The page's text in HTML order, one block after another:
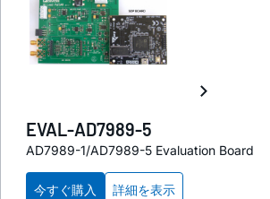
EVAL-AD7989-5
AD7989-1/AD7989-5 Evaluation Board
今すぐ購入 詳細を表示